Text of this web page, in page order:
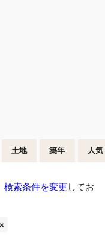
土地 築年 人気
検索条件を変更 してお